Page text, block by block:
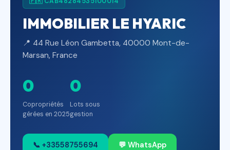
IMMOBILIER LE HYARIC
📍 44 Rue Léon Gambetta, 40000 Mont-de-
Marsan, France
0
Copropriétés
gérées en 2025
0
Lots sous
gestion
📞 +33558755694 💬 WhatsApp